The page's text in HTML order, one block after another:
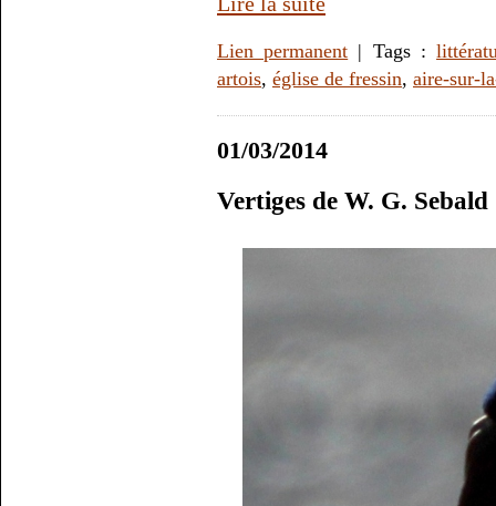
Lien permanent | Tags :
artois, église de fressin, aire-sur-
01/03/2014
Vertiges de W. G. Sebald